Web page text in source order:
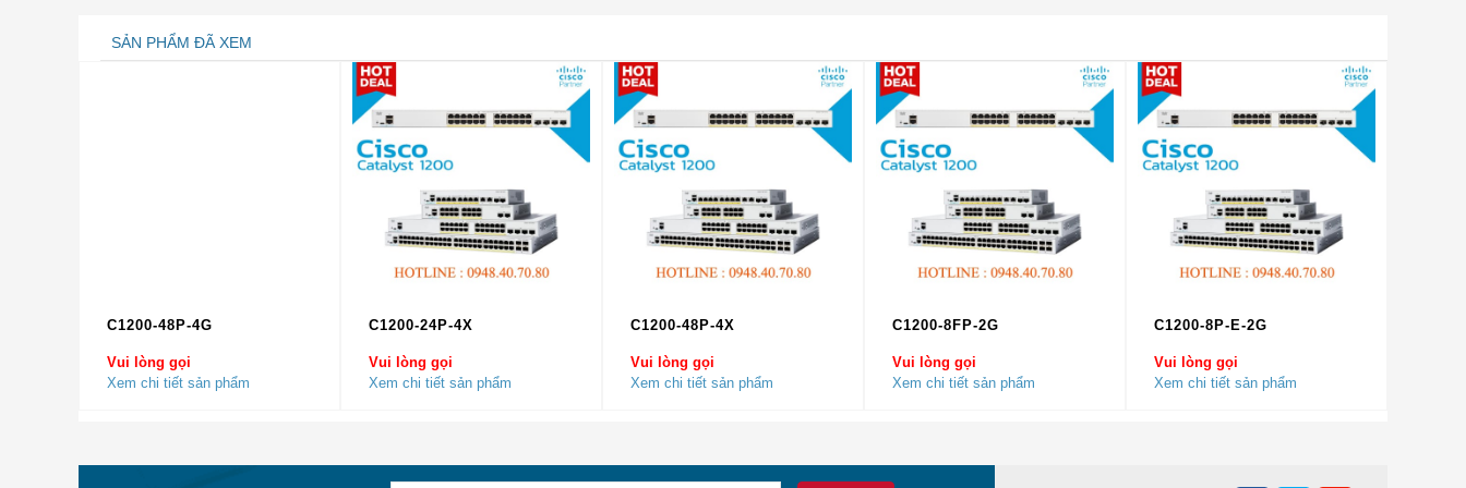
48Port được thiết kế với những tính năng hoàn hảo.
SẢN PHẨM ĐÃ XEM
C1200-48P-4G
Vui lòng gọi
Xem chi tiết sản phẩm
C1200-24P-4X
Vui lòng gọi
Xem chi tiết sản phẩm
C1200-48P-4X
Vui lòng gọi
Xem chi tiết sản phẩm
C1200-8FP-2G
Vui lòng gọi
Xem chi tiết sản phẩm
C1200-8P-E-2G
Vui lòng gọi
Xem chi tiết sản phẩm